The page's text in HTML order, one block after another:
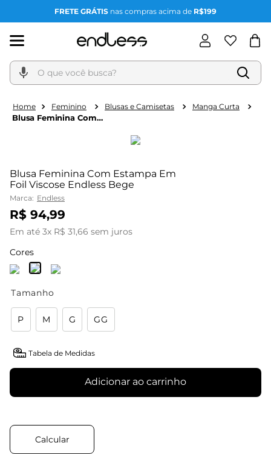
FRETE GRÁTIS nas compras acima de R$199
O que você busca?
Feminino Blusas e Camisetas Manga Curta
Blusa Feminina Com
Blusa Feminina Com Estampa Em
Foil Viscose Endless Bege
Marca: Endless
R$ 94,99
Em até 3x R$ 31,66 sem juros
Cores
Tamanho
P M G GG
Tabela de Medidas
Adicionar ao carrinho